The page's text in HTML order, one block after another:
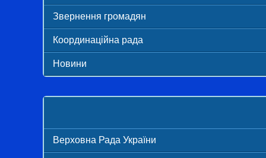
Звернення громадян
Координаційна рада
Новини
Верховна Рада України